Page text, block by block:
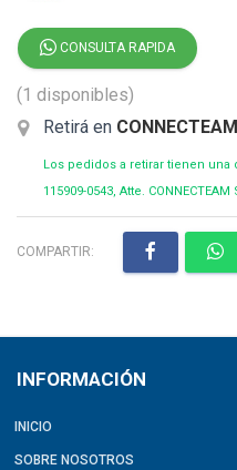
CONSULTA RAPIDA
(1 disponibles)
Retirá en
Los pedidos a retirar tienen una
115909-0543, Atte. CONNECTEAM
COMPARTIR:
INFORMACIÓN
INICIO
SOBRE NOSOTROS